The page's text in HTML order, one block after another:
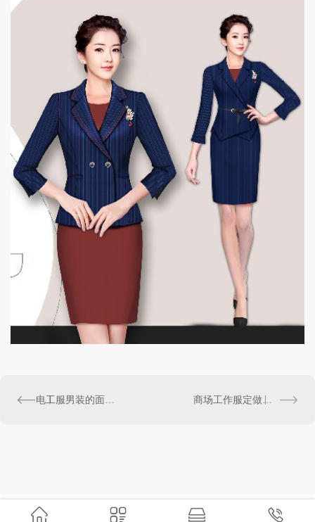
电工服男装的面料和优点的专业介绍 商场工作服定做的设计风格遵循原则